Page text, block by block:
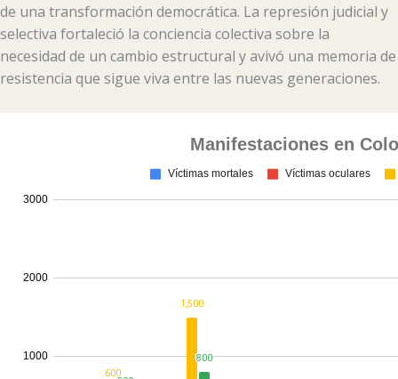
de una transformación democrática. La represión judicial y
selectiva fortaleció la conciencia colectiva sobre la
necesidad de un cambio estructural y avivó una memoria de
resistencia que sigue viva entre las nuevas generaciones.